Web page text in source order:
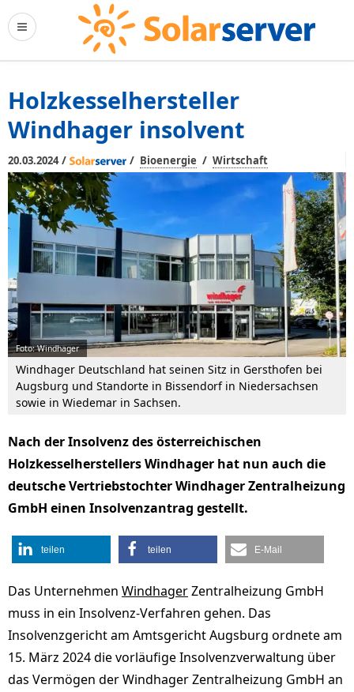
Holzkesselhersteller
Windhager insolvent
20.03.2024/ / Bioenergie / Wirtschaft
Foto: Windhager
Windhager Deutschland hat seinen Sitz in Gersthofen bei
Augsburg und Standorte in Bissendorf in Niedersachsen
sowie in Wiedemar in Sachsen.
Nach der Insolvenz des österreichischen
Holzkesselherstellers Windhager hat nun auch die
deutsche Vertriebstochter Windhager Zentralheizung
GmbH einen Insolvenzantrag gestellt.
teilen teilen E-Mail
Das Unternehmen WindhagerZentralheizung GmbH
muss in ein Insolvenz-Verfahren gehen. Das
Insolvenzgericht am Amtsgericht Augsburg ordnete am
15. März 2024 die vorläufige Insolvenzverwaltung über
das Vermögen der Windhager Zentralheizung GmbH an